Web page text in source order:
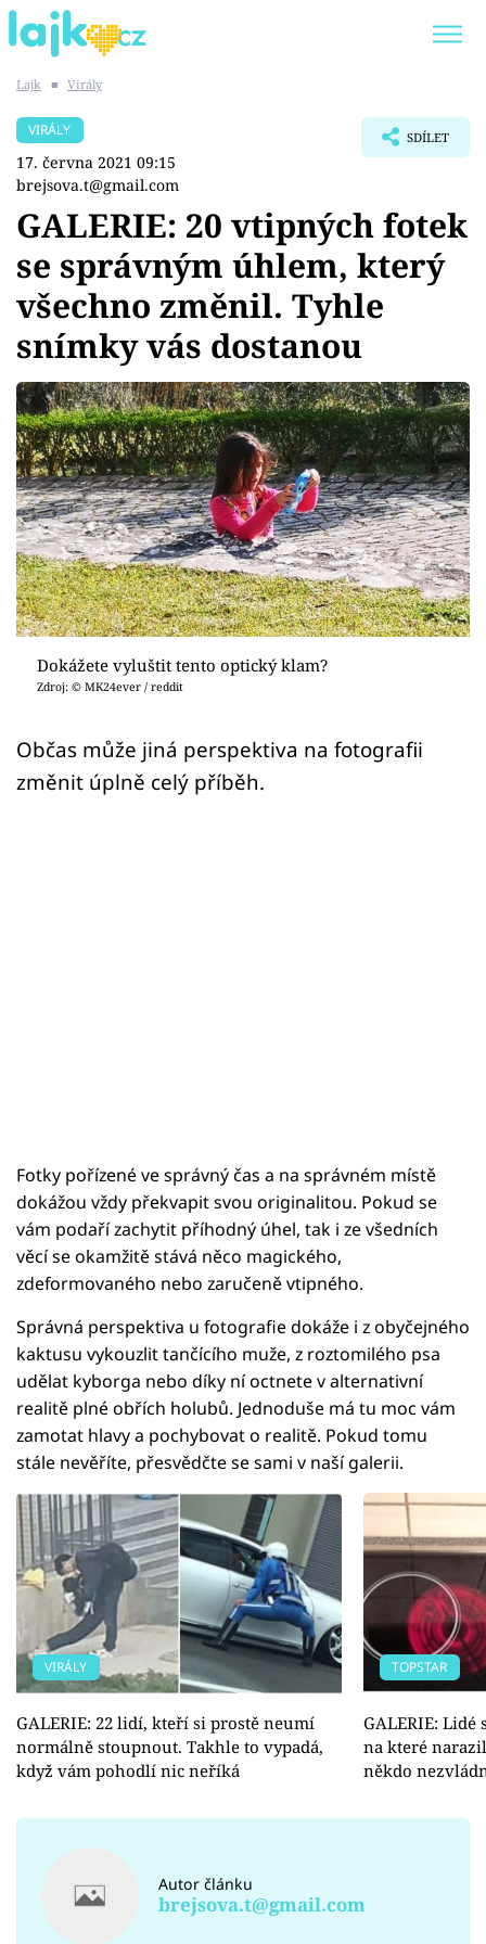
SHOPAHOLICADEL
Témata
Showbyznys
Youtubeři
Virály
Sex a vztahy
Videa
Sledujte prima+
Přihlášení
Sledujte nás
Lajk ■ Virály
VIRÁLY
17. června 2021 09:15
brejsova.t@gmail.com
SDÍLET
GALERIE: 20 vtipných fotek
se správným úhlem, který
všechno změnil. Tyhle
snímky vás dostanou
Dokážete vyluštit tento optický klam?
Zdroj: © MK24ever / reddit
Občas může jiná perspektiva na fotografii
změnit úplně celý příběh.
Fotky pořízené ve správný čas a na správném místě
dokážou vždy překvapit svou originalitou. Pokud se
vám podaří zachytit příhodný úhel, tak i ze všedních
věcí se okamžitě stává něco magického,
zdeformovaného nebo zaručeně vtipného.
Správná perspektiva u fotografie dokáže i z obyčejného
kaktusu vykouzlit tančícího muže, z roztomilého psa
udělat kyborga nebo díky ní octnete v alternativní
realitě plné obřích holubů. Jednoduše má tu moc vám
zamotat hlavy a pochybovat o realitě. Pokud tomu
stále nevěříte, přesvědčte se sami v naší galerii.
VIRÁLY
GALERIE: 22 lidí, kteří si prostě neumí
normálně stoupnout. Takhle to vypadá,
když vám pohodlí nic neříká
TOPSTAR
GALERIE:
na které
někdo
Autor článku
brejsova.t@gmail.com